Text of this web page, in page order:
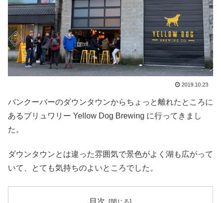
2019.10.23
バンクーバーのダウンタウンからちょっと離れたところに
あるブリュワリー Yellow Dog Brewing に行ってきまし
た。
ダウンタウンとは違った雰囲気で景色がよく湖も広がって
いて、とても気持ちのよいところでした。
目次